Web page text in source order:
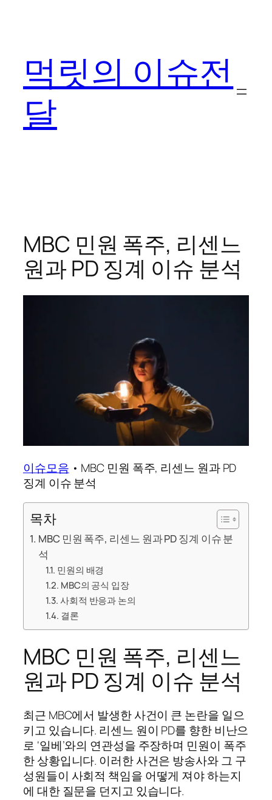
먹릿의 이슈전
달
MBC 민원 폭주, 리센느
원과 PD 징계 이슈 분석
이슈모음 • MBC 민원 폭주, 리센느 원과 PD
징계 이슈 분석
목차
MBC 민원 폭주, 리센느 원과 PD 징계 이슈 분
석
민원의 배경
MBC의 공식 입장
사회적 반응과 논의
결론
MBC 민원 폭주, 리센느
원과 PD 징계 이슈 분석
최근 MBC에서 발생한 사건이 큰 논란을 일으
키고 있습니다. 리센느 원이 PD를 향한 비난으
로 ‘일베’와의 연관성을 주장하며 민원이 폭주
한 상황입니다. 이러한 사건은 방송사와 그 구
성원들이 사회적 책임을 어떻게 져야 하는지
에 대한 질문을 던지고 있습니다.